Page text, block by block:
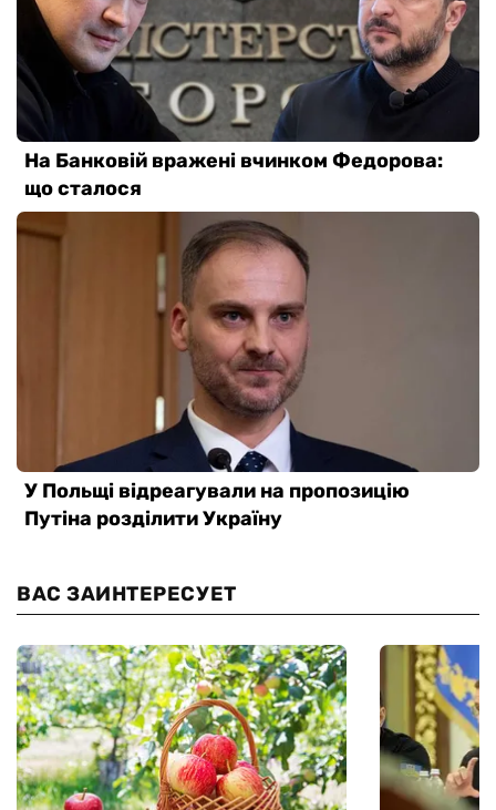
ВАС ЗАИНТЕРЕСУЕТ